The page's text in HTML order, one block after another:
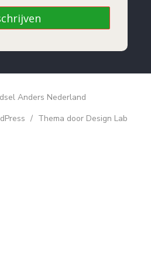
Anders Nederland
/ Thema door Design Lab